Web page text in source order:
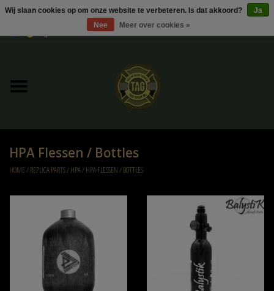
UItverkoop
Kleding
Ammo
Replica Parts
HPA Flessen / Bottles
HOME/REPLICA PARTS/HPA/HPA FLESSEN / BOTTLES
Wij slaan cookies op om onze website te verbeteren. Is dat akkoord?
Ja
Nee
Meer over cookies »